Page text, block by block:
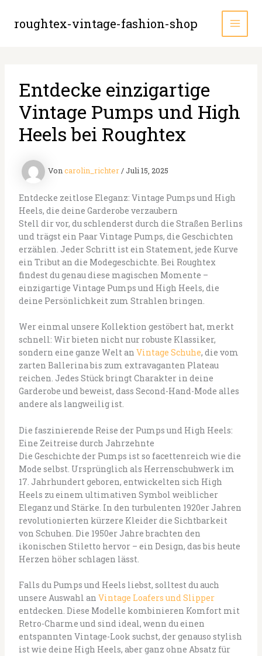
springen
roughtex-vintage-fashion-shop
Entdecke einzigartige
Vintage Pumps und High
Heels bei Roughtex
Voncarolin_richter/ Juli 15, 2025
Entdecke zeitlose Eleganz: Vintage Pumps und High
Heels, die deine Garderobe verzaubern
Stell dir vor, du schlenderst durch die Straßen Berlins
und trägst ein Paar Vintage Pumps, die Geschichten
erzählen. Jeder Schritt ist ein Statement, jede Kurve
ein Tribut an die Modegeschichte. Bei Roughtex
findest du genau diese magischen Momente –
einzigartige Vintage Pumps und High Heels, die
deine Persönlichkeit zum Strahlen bringen.
Wer einmal unsere Kollektion gestöbert hat, merkt
schnell: Wir bieten nicht nur robuste Klassiker,
sondern eine ganze Welt an Vintage Schuhe, die vom
zarten Ballerina bis zum extravaganten Plateau
reichen. Jedes Stück bringt Charakter in deine
Garderobe und beweist, dass Second-Hand-Mode alles
andere als langweilig ist.
Die faszinierende Reise der Pumps und High Heels:
Eine Zeitreise durch Jahrzehnte
Die Geschichte der Pumps ist so facettenreich wie die
Mode selbst. Ursprünglich als Herrenschuhwerk im
17. Jahrhundert geboren, entwickelten sich High
Heels zu einem ultimativen Symbol weiblicher
Eleganz und Stärke. In den turbulenten 1920er Jahren
revolutionierten kürzere Kleider die Sichtbarkeit
von Schuhen. Die 1950er Jahre brachten den
ikonischen Stiletto hervor – ein Design, das bis heute
Herzen höher schlagen lässt.
Falls du Pumps und Heels liebst, solltest du auch
unsere Auswahl an Vintage Loafers und Slipper
entdecken. Diese Modelle kombinieren Komfort mit
Retro-Charme und sind ideal, wenn du einen
entspannten Vintage-Look suchst, der genauso stylish
ist wie deine High Heels, aber ganz ohne Absatz für